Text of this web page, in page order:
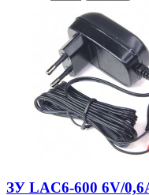
ЗУ LAC6-600 6V/